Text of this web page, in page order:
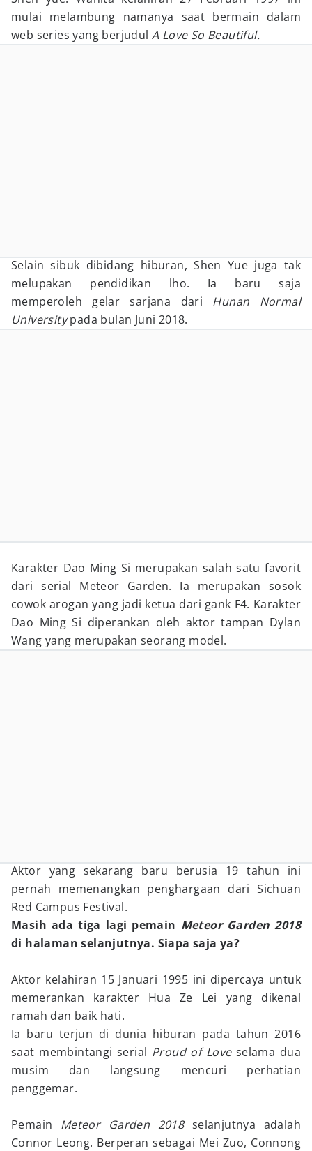
mulai melambung namanya saat bermain dalam
web series yang berjudul A Love So Beautiful.
Selain sibuk dibidang hiburan, Shen Yue juga tak
melupakan pendidikan lho. Ia baru saja
memperoleh gelar sarjana dari Hunan Normal
Universitypada bulan Juni 2018.
Karakter Dao Ming Si merupakan salah satu favorit
dari serial Meteor Garden. Ia merupakan sosok
cowok arogan yang jadi ketua dari gank F4. Karakter
Dao Ming Si diperankan oleh aktor tampan Dylan
Wang yang merupakan seorang model.
Aktor yang sekarang baru berusia 19 tahun ini
pernah memenangkan penghargaan dari Sichuan
Red Campus Festival.
Masih ada tiga lagi pemain Meteor Garden 2018
di halaman selanjutnya. Siapa saja ya?
Aktor kelahiran 15 Januari 1995 ini dipercaya untuk
memerankan karakter Hua Ze Lei yang dikenal
ramah dan baik hati.
Ia baru terjun di dunia hiburan pada tahun 2016
saat membintangi serial Proud of Loveselama dua
musim dan langsung mencuri perhatian
penggemar.
Pemain Meteor Garden 2018selanjutnya adalah
Connor Leong. Berperan sebagai Mei Zuo, Connong